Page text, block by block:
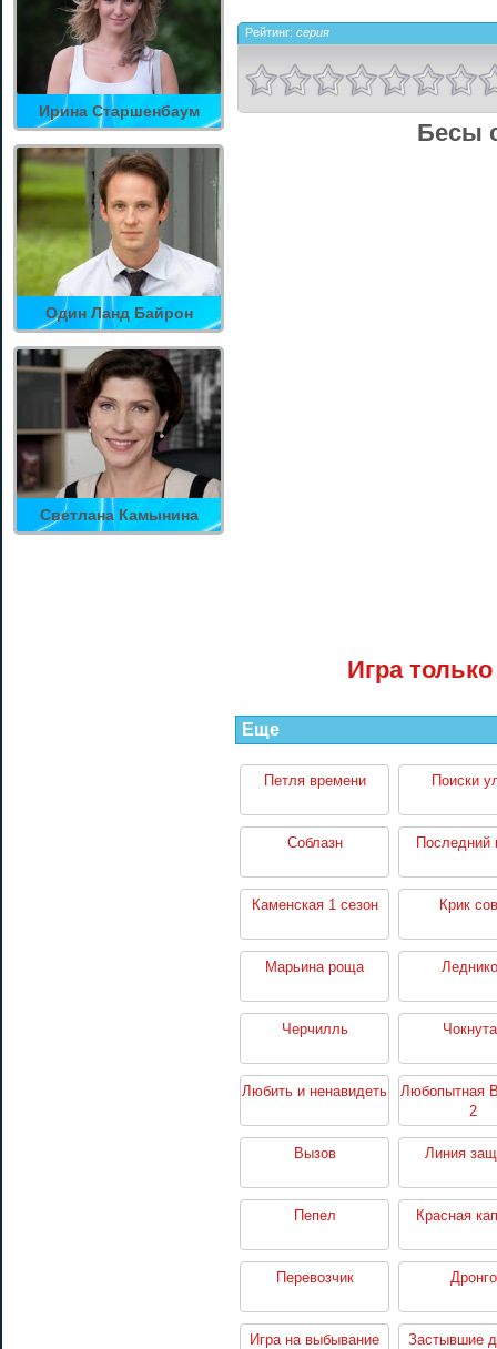
Ирина Старшенбаум
Один Ланд Байрон
Светлана Камынина
Рейтинг: серия
Бесы
Игра
Еще
Петля времени Поиски
Соблазн Последний
Каменская 1 сезон Крик
Марьина роща
Черчилль
Любить и ненавидеть
Любопытная
2
Вызов Линия
Пепел Красная
Перевозчик Дронго
Игра на выбывание Застывшие